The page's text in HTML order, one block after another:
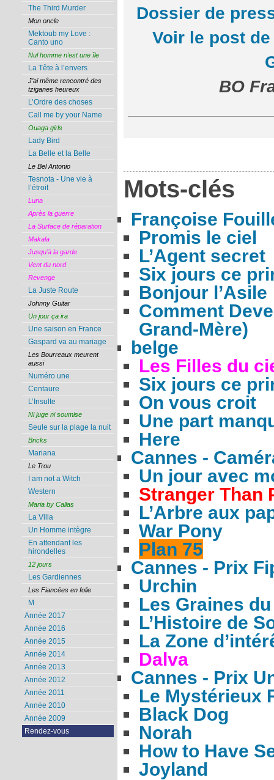
Dossier de
Voir le post
BO
Mots-clés
Françoise
Promis le ciel
L’Agent secret
Six jours ce
Bonjour l’Asile
Comment
Grand-Mère)
belge
Les Filles du
Six jours ce
On vous croit
Une part
Here
Cannes -
Un jour avec
Stranger Than
L’Arbre aux
War Pony
Plan 75
Cannes - Prix
Urchin
Les Graines
L’Histoire de
La Zone
Dalva
Cannes - Prix
Le Mystérieux
Black Dog
Norah
How to Have
Joyland
The Third Murder
Mon oncle
Mektoub my Love :
Canto uno
Nul homme n’est une île
La Tête à l’envers
J’ai même rencontré des
tziganes heureux
L’Ordre des choses
Call me by your Name
Ouaga girls
Lady Bird
La Belle et la Belle
Le Bel Antonio
Tesnota - Une vie à
l’étroit
Luna
Après la guerre
La Surface de réparation
Makala
Jusqu’à la garde
Vent du nord
Revenge
La Juste Route
Johnny Guitar
Un jour ça ira
Une saison en France
Gaspard va au mariage
Les Bourreaux meurent
aussi
Numéro une
Centaure
L’Insulte
Ni juge ni soumise
Seule sur la plage la nuit
Bricks
Mariana
Le Trou
I am not a Witch
Western
Maria by Callas
La Villa
Un Homme intègre
En attendant les
hirondelles
12 jours
Les Gardiennes
Les Fiancées en folie
M
Année 2017
Année 2016
Année 2015
Année 2014
Année 2013
Année 2012
Année 2011
Année 2010
Année 2009
Rendez-vous